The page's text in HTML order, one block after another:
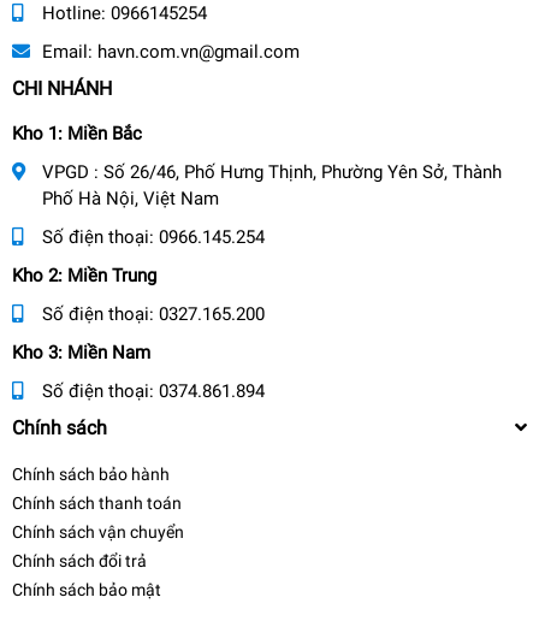
Hotline: 0966145254
Email: havn.com.vn@gmail.com
CHI NHÁNH
Kho 1: Miền Bắc
VPGD : Số 26/46, Phố Hưng Thịnh, Phường Yên Sở, Thành
Phố Hà Nội, Việt Nam
Số điện thoại: 0966.145.254
Kho 2: Miền Trung
Số điện thoại: 0327.165.200
Kho 3: Miền Nam
Số điện thoại: 0374.861.894
Chính sách
Chính sách bảo hành
Chính sách thanh toán
Chính sách vận chuyển
Chính sách đổi trả
Chính sách bảo mật